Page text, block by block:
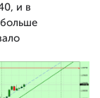
и в